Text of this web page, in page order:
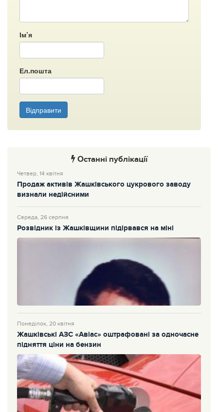
Ім’я
Ел.пошта
Відправити
Останні публікації
Четвер, 14 квітня
Продаж активів Жашківського цукрового заводу
визнали недійсними
Середа, 26 серпня
Розвідник із Жашківщини підірвався на міні
Понеділок, 20 квітня
Жашківські АЗС «Авіас» оштрафовані за одночасне
підняття ціни на бензин